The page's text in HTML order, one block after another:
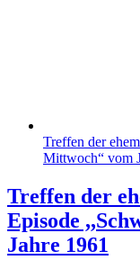
Treffen der
Mittwoch“ vom
Treffen der
Episode
Jahre 1961